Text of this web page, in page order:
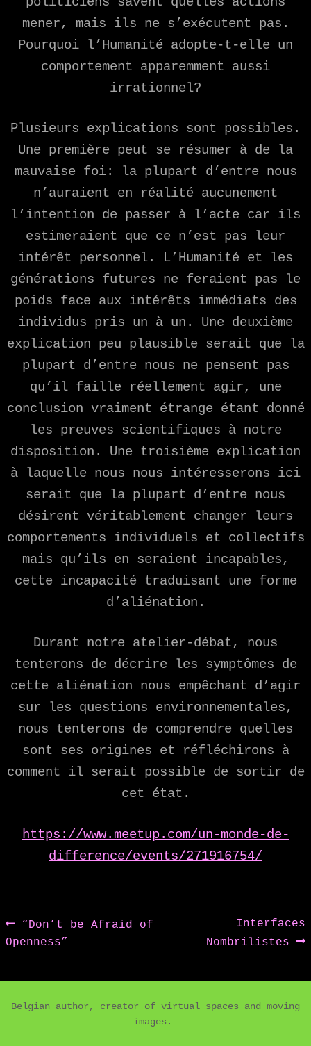
mener, mais ils ne s’exécutent pas.
Pourquoi l’Humanité adopte-t-elle un
comportement apparemment aussi
irrationnel?
Plusieurs explications sont possibles.
Une première peut se résumer à de la
mauvaise foi: la plupart d’entre nous
n’auraient en réalité aucunement
l’intention de passer à l’acte car ils
estimeraient que ce n’est pas leur
intérêt personnel. L’Humanité et les
générations futures ne feraient pas le
poids face aux intérêts immédiats des
individus pris un à un. Une deuxième
explication peu plausible serait que la
plupart d’entre nous ne pensent pas
qu’il faille réellement agir, une
conclusion vraiment étrange étant donné
les preuves scientifiques à notre
disposition. Une troisième explication
à laquelle nous nous intéresserons ici
serait que la plupart d’entre nous
désirent véritablement changer leurs
comportements individuels et collectifs
mais qu’ils en seraient incapables,
cette incapacité traduisant une forme
d’aliénation.
Durant notre atelier-débat, nous
tenterons de décrire les symptômes de
cette aliénation nous empêchant d’agir
sur les questions environnementales,
nous tenterons de comprendre quelles
sont ses origines et réfléchirons à
comment il serait possible de sortir de
cet état.
https://www.meetup.com/un-monde-de-
difference/events/271916754/
Post
navigation
Previous
post:
“Don’t be Afraid of
Openness”
Next
post:
Interfaces
Nombrilistes
Belgian author, creator of virtual spaces and moving
images.